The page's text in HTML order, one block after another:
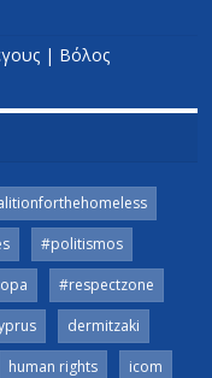
| Βόλος
#politismos
#respectzone
dermitzaki
human rights
icom